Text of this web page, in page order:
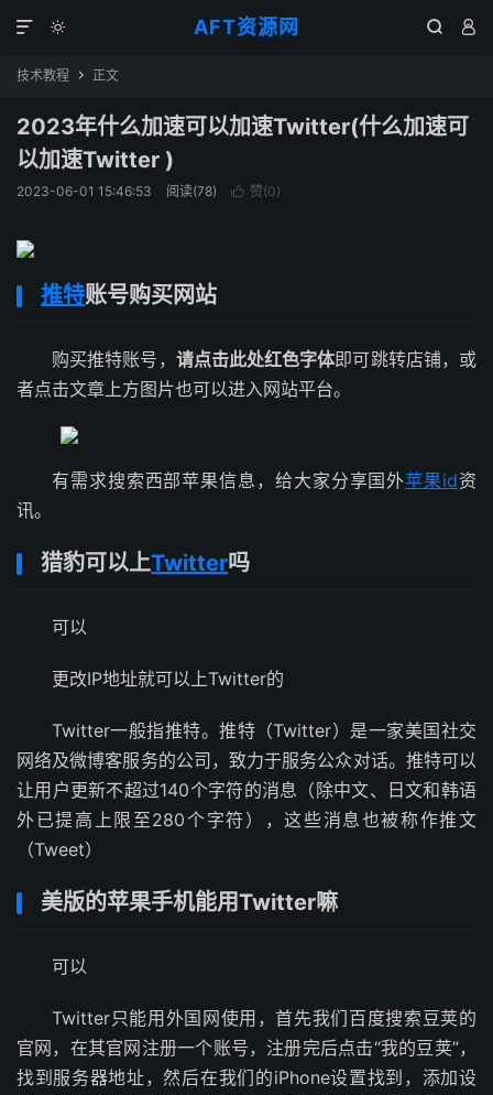
AFT资源网
  

技术教程  正文
2023年什么加速可以加速Twitter(什么加速可
以加速Twitter )
2023-06-01 15:46:53 阅读(78)  赞(0)
推特账号购买网站
购买推特账号， 请点击此处红色字体即可跳转店铺，或
者点击文章上方图片也可以进入网站平台。
有需求搜索西部苹果信息，给大家分享国外苹果id资
讯。
猎豹可以上Twitter吗
可以
更改IP地址就可以上Twitter的
Twitter一般指推特。推特（Twitter）是一家美国社交
网络及微博客服务的公司，致力于服务公众对话。推特可以
让用户更新不超过140个字符的消息（除中文、日文和韩语
外已提高上限至280个字符），这些消息也被称作推文
（Tweet）
美版的苹果手机能用Twitter嘛
可以
Twitter只能用外国网使用，首先我们百度搜索豆荚的
官网，在其官网注册一个账号，注册完后点击“我的豆荚”，
找到服务器地址，然后在我们的iPhone设置找到，添加设